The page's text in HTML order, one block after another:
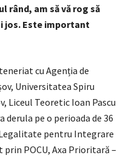
rând, am să vă rog să
jos. Este important
cu Agenția de
Universitatea Spiru
Liceul Teoretic Ioan Pascu
derula pe o perioada de 36
pentru Integrare
POCU, Axa Prioritară –